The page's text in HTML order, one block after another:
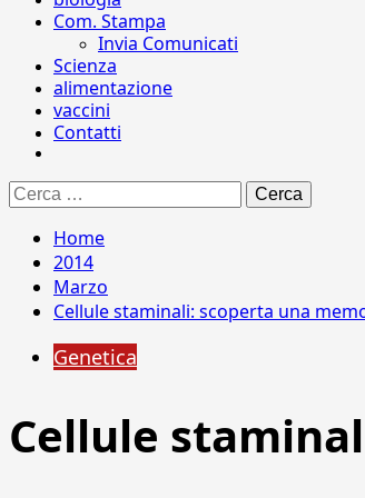
Com. Stampa
Invia Comunicati
Scienza
alimentazione
vaccini
Contatti
Ricerca
per:
Home
2014
Marzo
Cellule staminali: scoperta una
Genetica
Cellule